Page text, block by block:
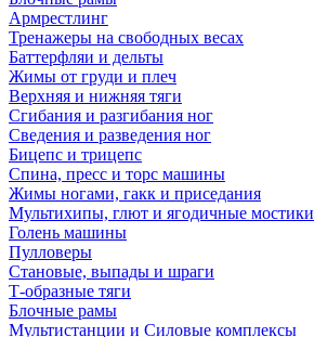
Армрестлинг
Тренажеры на свободных весах
Баттерфляи и дельты
Жимы от груди и плеч
Верхняя и нижняя тяги
Сгибания и разгибания ног
Сведения и разведения ног
Бицепс и трицепс
Спина, пресс и торс машины
Жимы ногами, гакк и приседания
Мультихипы, глют и ягодичные мостики
Голень машины
Пулловеры
Становые, выпады и шраги
Т-образные тяги
Блочные рамы
Мультистанции и Силовые комплексы